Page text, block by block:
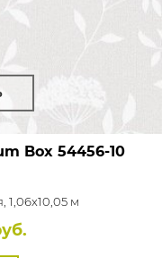
Box54456-10
м